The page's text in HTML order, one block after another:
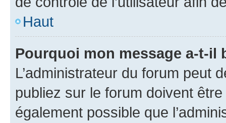
Haut
Pourquoi mon message a-t-il
L’administrateur du forum peut
publiez sur le forum doivent
également possible que